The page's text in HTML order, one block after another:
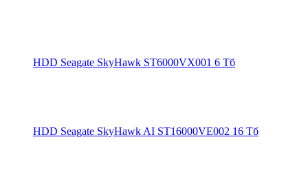
HDD Seagate SkyHawk ST6000VX001 6 Тб
HDD Seagate SkyHawk AI ST16000VE002 16 Тб